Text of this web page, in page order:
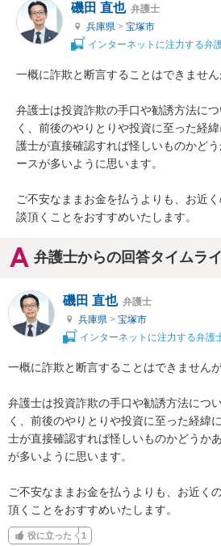
磯田 直也 弁護士
兵庫県 > 宝塚市
インターネットに注力する弁
一概に詐欺と断言することはできません
弁護士は投資詐欺の手口や勧誘方法に
く、前後のやりとりや投資に至った経
護士が直接確認すれば怪しいものかど
ースが多いように思います。
ご不安なままお金を払うよりも、お近
談頂くことをおすすめいたします。
弁護士からの回答タイムラ
磯田 直也 弁護士
兵庫県 > 宝塚市
インターネットに注力する弁護
一概に詐欺と断言することはできませんが
弁護士は投資詐欺の手口や勧誘方法につ
く、前後のやりとりや投資に至った経緯
士が直接確認すれば怪しいものかどうか
が多いように思います。
ご不安なままお金を払うよりも、お近く
頂くことをおすすめいたします。
役に立った 1